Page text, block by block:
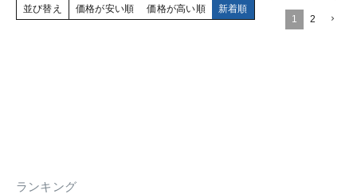
並び替え 価格が安い順 価格が高い順 新着順
1 2
ランキング